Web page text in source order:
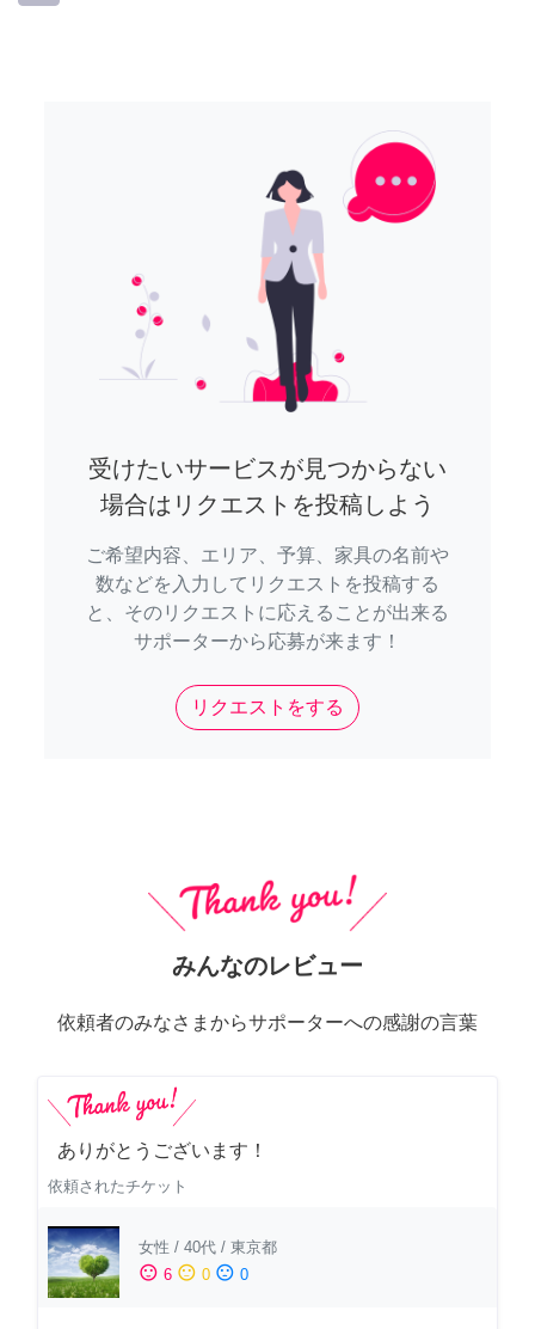
受けたいサービスが見つからない
場合はリクエストを投稿しよう
ご希望内容、エリア、予算、家具の名前や
数などを入力してリクエストを投稿する
と、そのリクエストに応えることが出来る
サポーターから応募が来ます！
リクエストをする
みんなのレビュー
依頼者のみなさまからサポーターへの感謝の言葉
ありがとうございます！
依頼されたチケット
女性 / 40代 / 東京都
sentiment_satisfied 6 sentiment_neutral 0 sentiment_dissatisfied 0